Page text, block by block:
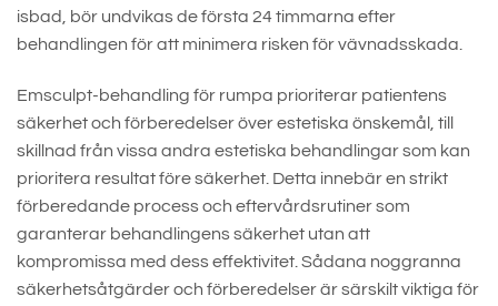
isbad, bör undvikas de första 24 timmarna efter
behandlingen för att minimera risken för vävnadsskada.
Emsculpt-behandling för rumpa prioriterar patientens
säkerhet och förberedelser över estetiska önskemål, till
skillnad från vissa andra estetiska behandlingar som kan
prioritera resultat före säkerhet. Detta innebär en strikt
förberedande process och eftervårdsrutiner som
garanterar behandlingens säkerhet utan att
kompromissa med dess effektivitet. Sådana noggranna
säkerhetsåtgärder och förberedelser är särskilt viktiga för